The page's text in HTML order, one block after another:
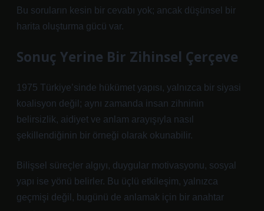
Bu soruların kesin bir cevabı yok; ancak düşünsel bir
harita oluşturma gücü var.
Sonuç Yerine Bir Zihinsel Çerçeve
1975 Türkiye’sinde hükümet yapısı, yalnızca bir siyasi
koalisyon değil; aynı zamanda insan zihninin
belirsizlik, aidiyet ve anlam arayışıyla nasıl
şekillendiğinin bir örneği olarak okunabilir.
Bilişsel süreçler algıyı, duygular motivasyonu, sosyal
yapı ise yönü belirler. Bu üçlü etkileşim, yalnızca
geçmişi değil, bugünü de anlamak için bir anahtar